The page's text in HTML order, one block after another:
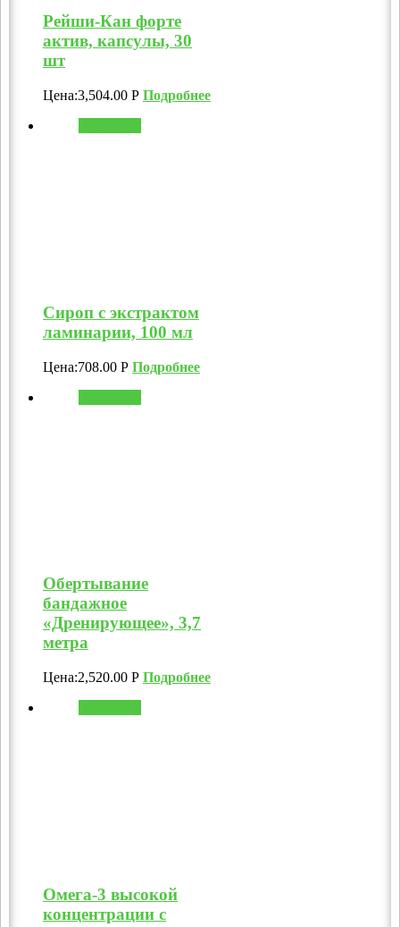
Рейши-Кан форте
актив, капсулы, 30
шт
Цена:3,504.00 Р Подробнее
Сироп с экстрактом
ламинарии, 100 мл
Цена:708.00 Р Подробнее
Обертывание
бандажное
«Дренирующее», 3,7
метра
Цена:2,520.00 Р Подробнее
Омега-3 высокой
концентрации с